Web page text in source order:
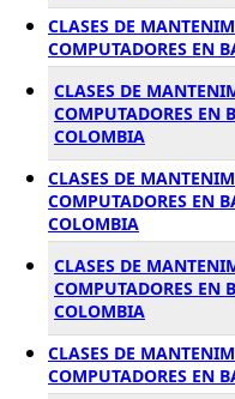
CLASES DE
COMPUTADORES EN
CLASES DE
COMPUTADORES EN
COLOMBIA
CLASES DE
COMPUTADORES EN
COLOMBIA
CLASES DE
COMPUTADORES EN
COLOMBIA
CLASES DE
COMPUTADORES EN